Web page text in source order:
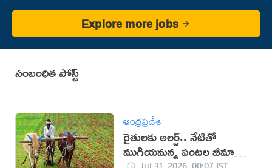
Explore more jobs
సంబంధిత పోస్ట్
ఆంధ్రప్రదేశ్
రైతులకు అలర్ట్.. నేటితో
ముగియనున్న పంటల బీమా